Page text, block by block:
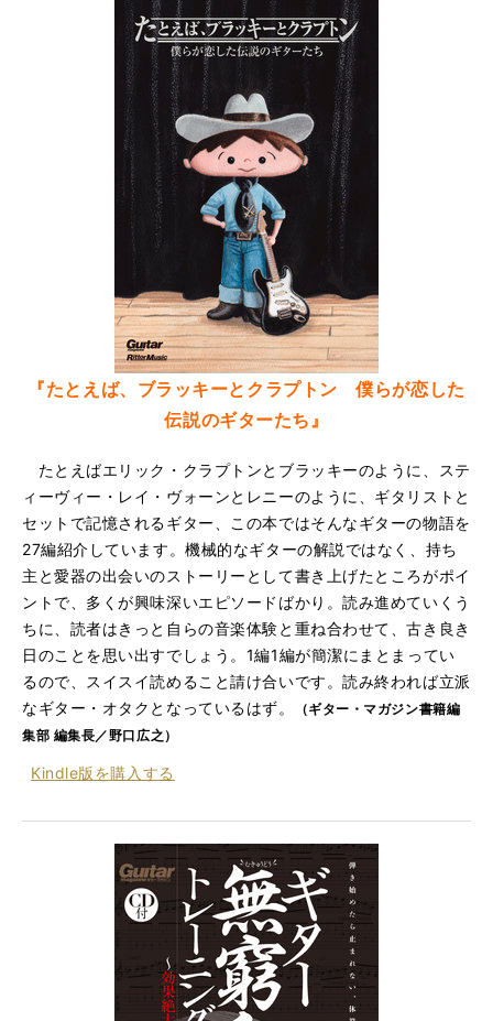
『たとえば、ブラッキーとクラプトン 僕らが恋した
伝説のギターたち』
たとえばエリック・クラプトンとブラッキーのように、ステ
ィーヴィー・レイ・ヴォーンとレニーのように、ギタリストと
セットで記憶されるギター、この本ではそんなギターの物語を
27編紹介しています。機械的なギターの解説ではなく、持ち
主と愛器の出会いのストーリーとして書き上げたところがポイ
ントで、多くが興味深いエピソードばかり。読み進めていくう
ちに、読者はきっと自らの音楽体験と重ね合わせて、古き良き
日のことを思い出すでしょう。1編1編が簡潔にまとまってい
るので、スイスイ読めること請け合いです。読み終われば立派
なギター・オタクとなっているはず。
（ギター・マガジン書籍編
集部 編集長／野口広之）
Kindle版を購入する